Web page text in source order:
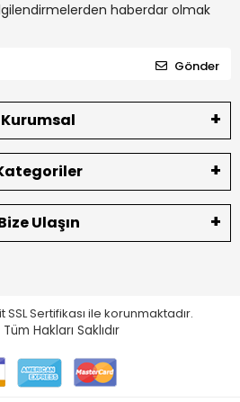
haberdar olmak
Gönder
Kurumsal
Ulaşın
Sertifikası ile korunmaktadır.
Tüm Hakları Saklıdır